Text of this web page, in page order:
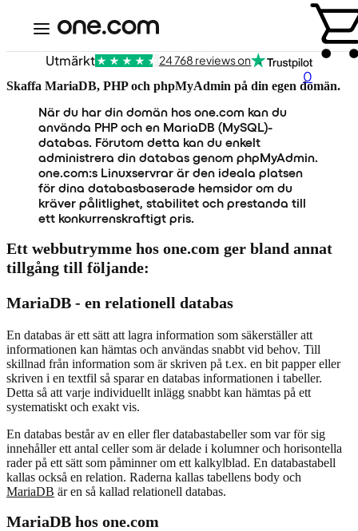
0
Utmärkt 24 768 reviews on
Skaffa MariaDB, PHP och phpMyAdmin på din egen domän.
När du har din domän hos one.com kan du
använda PHP och en MariaDB (MySQL)-
databas. Förutom detta kan du enkelt
administrera din databas genom phpMyAdmin.
one.com:s Linuxservrar är den ideala platsen
för dina databasbaserade hemsidor om du
kräver pålitlighet, stabilitet och prestanda till
ett konkurrenskraftigt pris.
Ett webbutrymme hos one.com ger bland annat
tillgång till följande:
MariaDB - en relationell databas
En databas är ett sätt att lagra information som säkerställer att
informationen kan hämtas och användas snabbt vid behov. Till
skillnad från information som är skriven på t.ex. en bit papper eller
skriven i en textfil så sparar en databas informationen i tabeller.
Detta så att varje individuellt inlägg snabbt kan hämtas på ett
systematiskt och exakt vis.
En databas består av en eller fler databastabeller som var för sig
innehåller ett antal celler som är delade i kolumner och horisontella
rader på ett sätt som påminner om ett kalkylblad. En databastabell
kallas också en relation. Raderna kallas tabellens body och
MariaDB är en så kallad relationell databas.
MariaDB hos one.com